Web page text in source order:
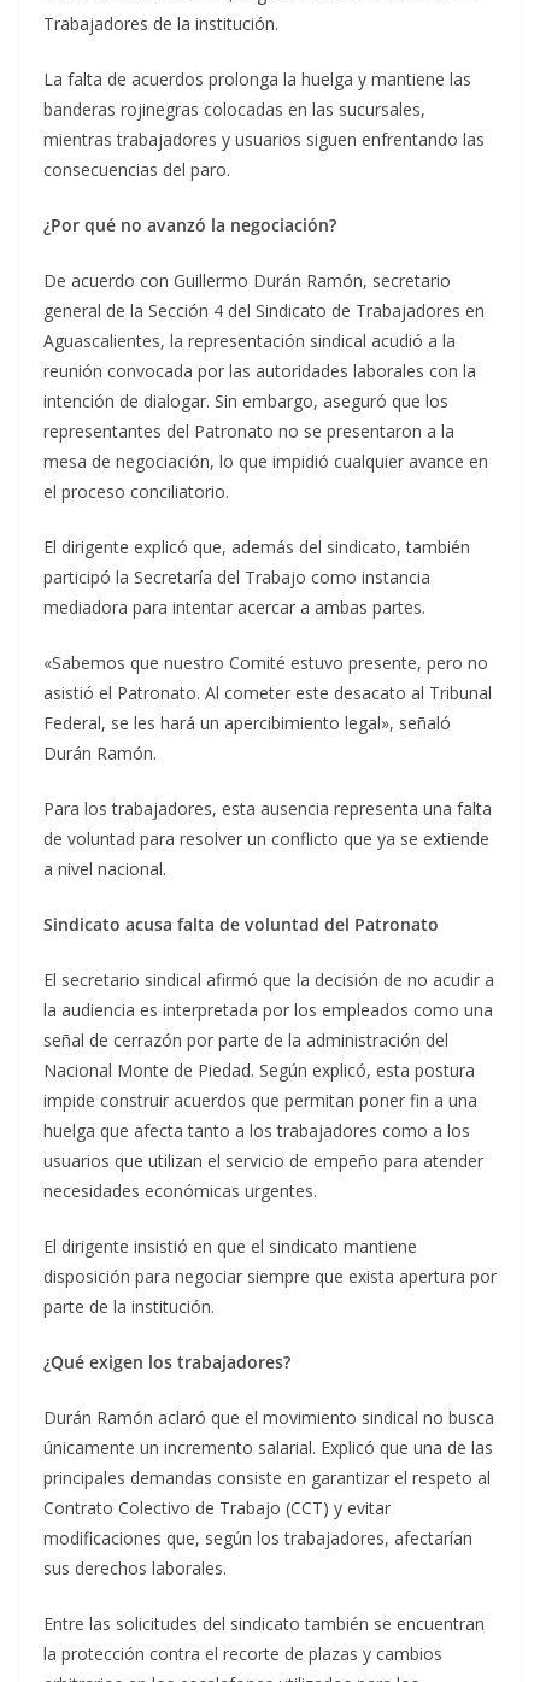
Trabajadores de la institución.
La falta de acuerdos prolonga la huelga y mantiene las
banderas rojinegras colocadas en las sucursales,
mientras trabajadores y usuarios siguen enfrentando las
consecuencias del paro.
¿Por qué no avanzó la negociación?
De acuerdo con Guillermo Durán Ramón, secretario
general de la Sección 4 del Sindicato de Trabajadores en
Aguascalientes, la representación sindical acudió a la
reunión convocada por las autoridades laborales con la
intención de dialogar. Sin embargo, aseguró que los
representantes del Patronato no se presentaron a la
mesa de negociación, lo que impidió cualquier avance en
el proceso conciliatorio.
El dirigente explicó que, además del sindicato, también
participó la Secretaría del Trabajo como instancia
mediadora para intentar acercar a ambas partes.
«Sabemos que nuestro Comité estuvo presente, pero no
asistió el Patronato. Al cometer este desacato al Tribunal
Federal, se les hará un apercibimiento legal», señaló
Durán Ramón.
Para los trabajadores, esta ausencia representa una falta
de voluntad para resolver un conflicto que ya se extiende
a nivel nacional.
Sindicato acusa falta de voluntad del Patronato
El secretario sindical afirmó que la decisión de no acudir a
la audiencia es interpretada por los empleados como una
señal de cerrazón por parte de la administración del
Nacional Monte de Piedad. Según explicó, esta postura
impide construir acuerdos que permitan poner fin a una
huelga que afecta tanto a los trabajadores como a los
usuarios que utilizan el servicio de empeño para atender
necesidades económicas urgentes.
El dirigente insistió en que el sindicato mantiene
disposición para negociar siempre que exista apertura por
parte de la institución.
¿Qué exigen los trabajadores?
Durán Ramón aclaró que el movimiento sindical no busca
únicamente un incremento salarial. Explicó que una de las
principales demandas consiste en garantizar el respeto al
Contrato Colectivo de Trabajo (CCT) y evitar
modificaciones que, según los trabajadores, afectarían
sus derechos laborales.
Entre las solicitudes del sindicato también se encuentran
la protección contra el recorte de plazas y cambios